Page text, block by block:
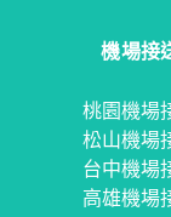
機場接
桃園機場
松山機場
台中機場
高雄機場